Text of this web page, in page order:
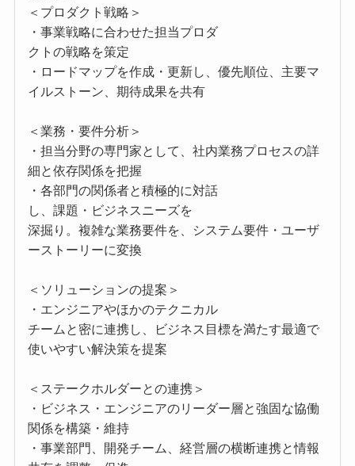
＜プロダクト戦略＞
・事業戦略に合わせた担当プロダ
クトの戦略を策定
・ロードマップを作成・更新し、優先順位、主要マ
イルストーン、期待成果を共有
＜業務・要件分析＞
・担当分野の専門家として、社内業務プロセスの詳
細と依存関係を把握
・各部門の関係者と積極的に対話
し、課題・ビジネスニーズを
深掘り。複雑な業務要件を、システム要件・ユーザ
ーストーリーに変換
＜ソリューションの提案＞
・エンジニアやほかのテクニカル
チームと密に連携し、ビジネス目標を満たす最適で
使いやすい解決策を提案
＜ステークホルダーとの連携＞
・ビジネス・エンジニアのリーダー層と強固な協働
関係を構築・維持
・事業部門、開発チーム、経営層の横断連携と情報